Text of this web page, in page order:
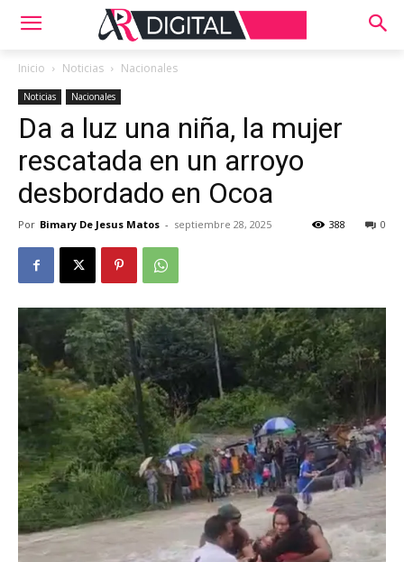
Inicio Noticias Nacionales
Noticias Nacionales
Da a luz una niña, la mujer
rescatada en un arroyo
desbordado en Ocoa
Por Bimary De Jesus Matos - septiembre 28, 2025 0
388